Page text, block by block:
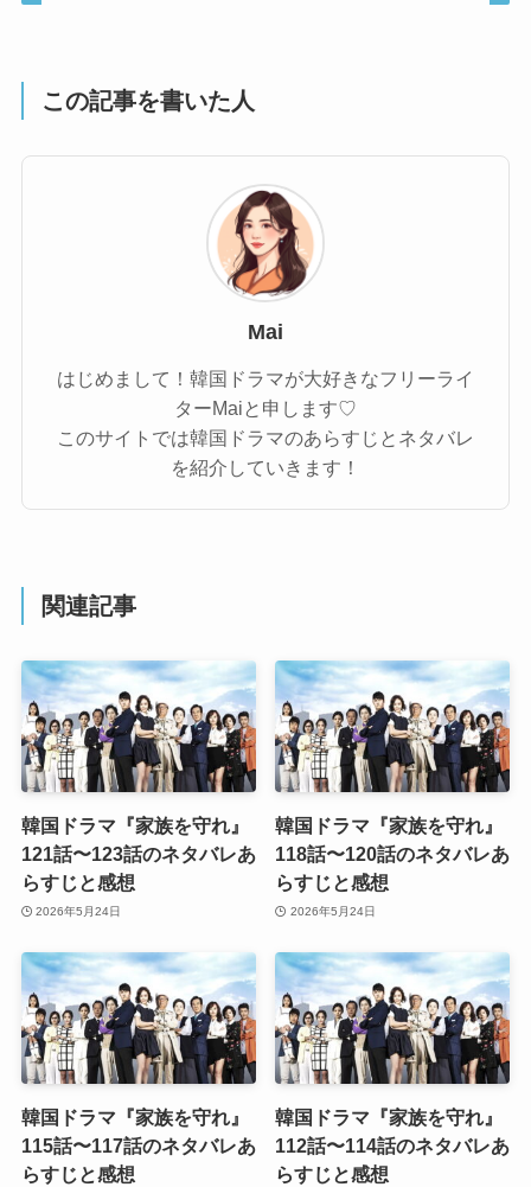
この記事を書いた人
Mai
はじめまして！韓国ドラマが大好きなフリーライ
ターMaiと申します♡
このサイトでは韓国ドラマのあらすじとネタバレ
を紹介していきます！
関連記事
韓国ドラマ『家族を守れ』
121話〜123話のネタバレあ
らすじと感想
2026年5月24日
韓国ドラマ『家族を守れ』
118話〜120話のネタバレあ
らすじと感想
2026年5月24日
韓国ドラマ『家族を守れ』
115話〜117話のネタバレあ
らすじと感想
韓国ドラマ『家族を守れ』
112話〜114話のネタバレあ
らすじと感想